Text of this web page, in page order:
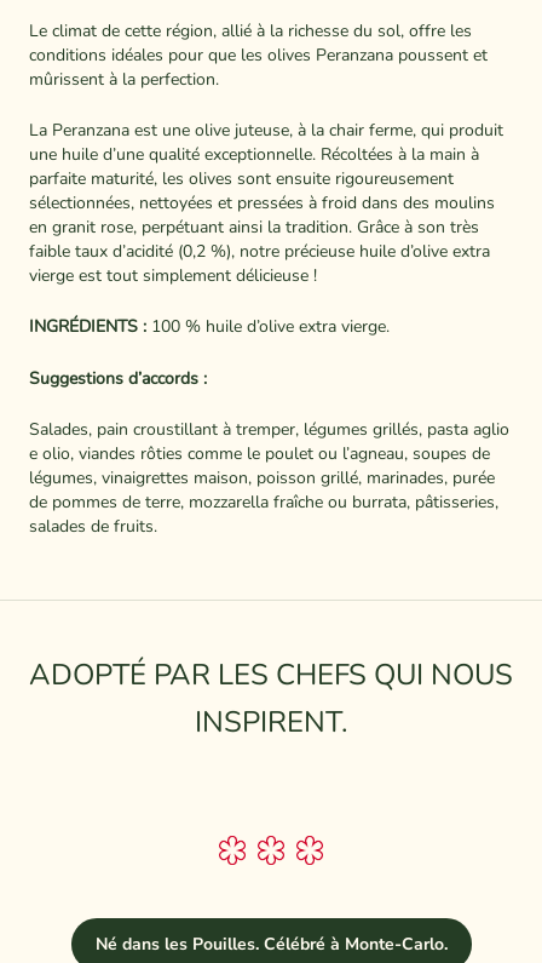
Le climat de cette région, allié à la richesse du sol, offre les
conditions idéales pour que les olives Peranzana poussent et
mûrissent à la perfection.
La Peranzana est une olive juteuse, à la chair ferme, qui produit
une huile d’une qualité exceptionnelle. Récoltées à la main à
parfaite maturité, les olives sont ensuite rigoureusement
sélectionnées, nettoyées et pressées à froid dans des moulins
en granit rose, perpétuant ainsi la tradition. Grâce à son très
faible taux d’acidité (0,2 %), notre précieuse huile d’olive extra
vierge est tout simplement délicieuse !
INGRÉDIENTS : 100 % huile d’olive extra vierge.
Suggestions d’accords :
Salades, pain croustillant à tremper, légumes grillés, pasta aglio
e olio, viandes rôties comme le poulet ou l’agneau, soupes de
légumes, vinaigrettes maison, poisson grillé, marinades, purée
de pommes de terre, mozzarella fraîche ou burrata, pâtisseries,
salades de fruits.
ADOPTÉ PAR LES CHEFS QUI NOUS
INSPIRENT.
Né dans les Pouilles. Célébré à Monte-Carlo.